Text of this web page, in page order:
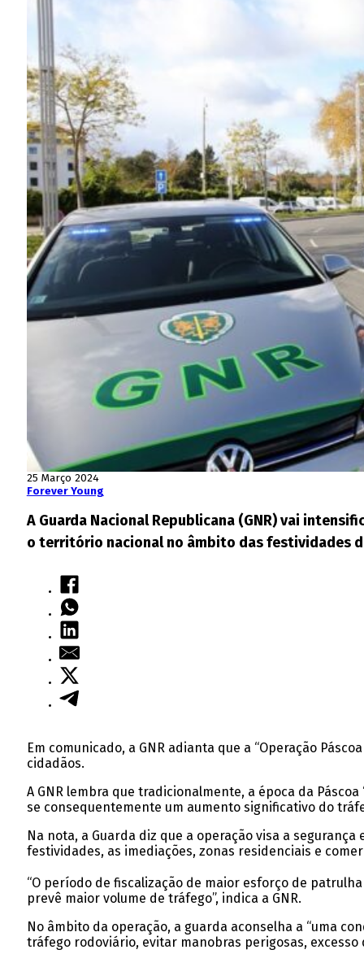
25 Março 2024
Forever Young
A Guarda Nacional Republicana (GNR) vai
o território nacional no âmbito das festividades
Em comunicado, a GNR adianta que a “Operação
cidadãos.
A GNR lembra que tradicionalmente, a época da
se consequentemente um aumento significativo do
Na nota, a Guarda diz que a operação visa a
festividades, as imediações, zonas residenciais e
“O período de fiscalização de maior esforço de
prevê maior volume de tráfego”, indica a GNR.
No âmbito da operação, a guarda aconselha a “uma
tráfego rodoviário, evitar manobras perigosas,